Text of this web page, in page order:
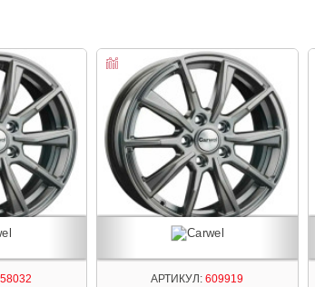
АРТИКУЛ: 609919